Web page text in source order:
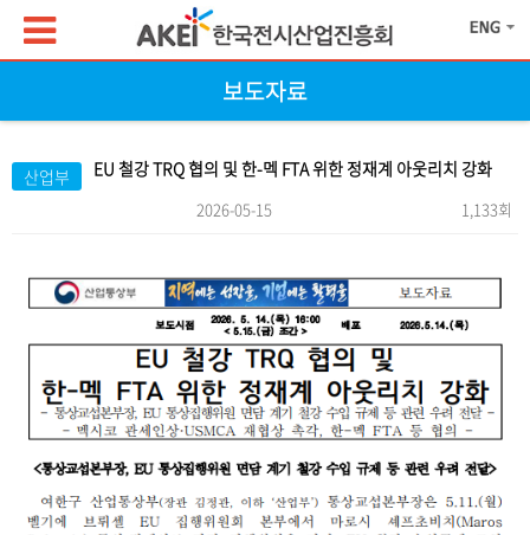
보도자료
산업부 EU 철강 TRQ 협의 및 한-멕 FTA 위한 정재계 아웃리치 강화
2026-05-15 1,133회
본문